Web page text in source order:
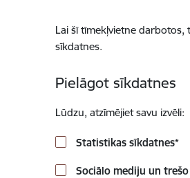
Lai šī tīmekļvietne darbotos,
sīkdatnes.
Pielāgot sīkdatnes
Lūdzu, atzīmējiet savu izvēli:
Statistikas sīkdatnes*
Sociālo mediju un